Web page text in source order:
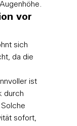
vor
sich
da die
ist
durch
sofort,